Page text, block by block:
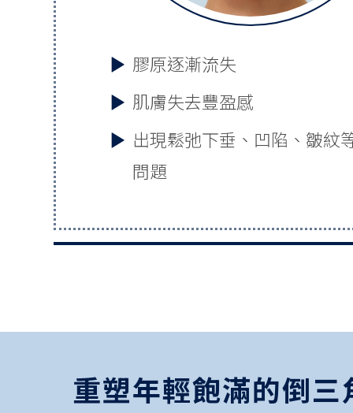
膠原逐漸流失
肌膚失去豐盈感
出現鬆弛下垂、凹陷、皺紋
問題
重塑年輕飽滿的倒三